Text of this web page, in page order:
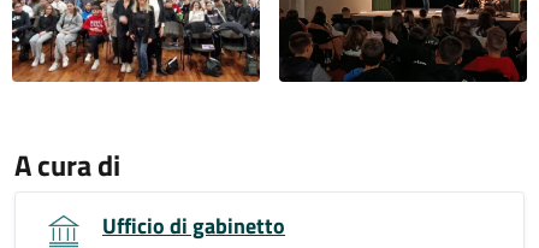
A cura di
Ufficio di gabinetto